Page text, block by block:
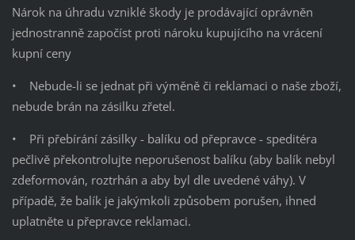
Nárok na úhradu vzniklé škody je prodávající oprávněn
jednostranně započíst proti nároku kupujícího na vrácení
kupní ceny
• Nebude-li se jednat při výměně či reklamaci o naše zboží,
nebude brán na zásilku zřetel.
• Při přebírání zásilky - balíku od přepravce - speditéra
pečlivě překontrolujte neporušenost balíku (aby balík nebyl
zdeformován, roztrhán a aby byl dle uvedené váhy). V
případě, že balík je jakýmkoli způsobem porušen, ihned
uplatněte u přepravce reklamaci.